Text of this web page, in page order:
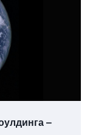
–